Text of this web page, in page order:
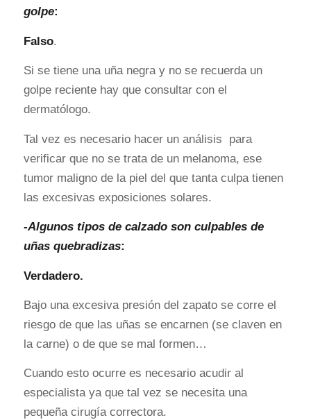
golpe:
Falso.
Si se tiene una uña negra y no se recuerda un
golpe reciente hay que consultar con el
dermatólogo.
Tal vez es necesario hacer un análisis para
verificar que no se trata de un melanoma, ese
tumor maligno de la piel del que tanta culpa tienen
las excesivas exposiciones solares.
-Algunos tipos de calzado son culpables de
uñas quebradizas:
Verdadero.
Bajo una excesiva presión del zapato se corre el
riesgo de que las uñas se encarnen (se claven en
la carne) o de que se mal formen…
Cuando esto ocurre es necesario acudir al
especialista ya que tal vez se necesita una
pequeña cirugía correctora.